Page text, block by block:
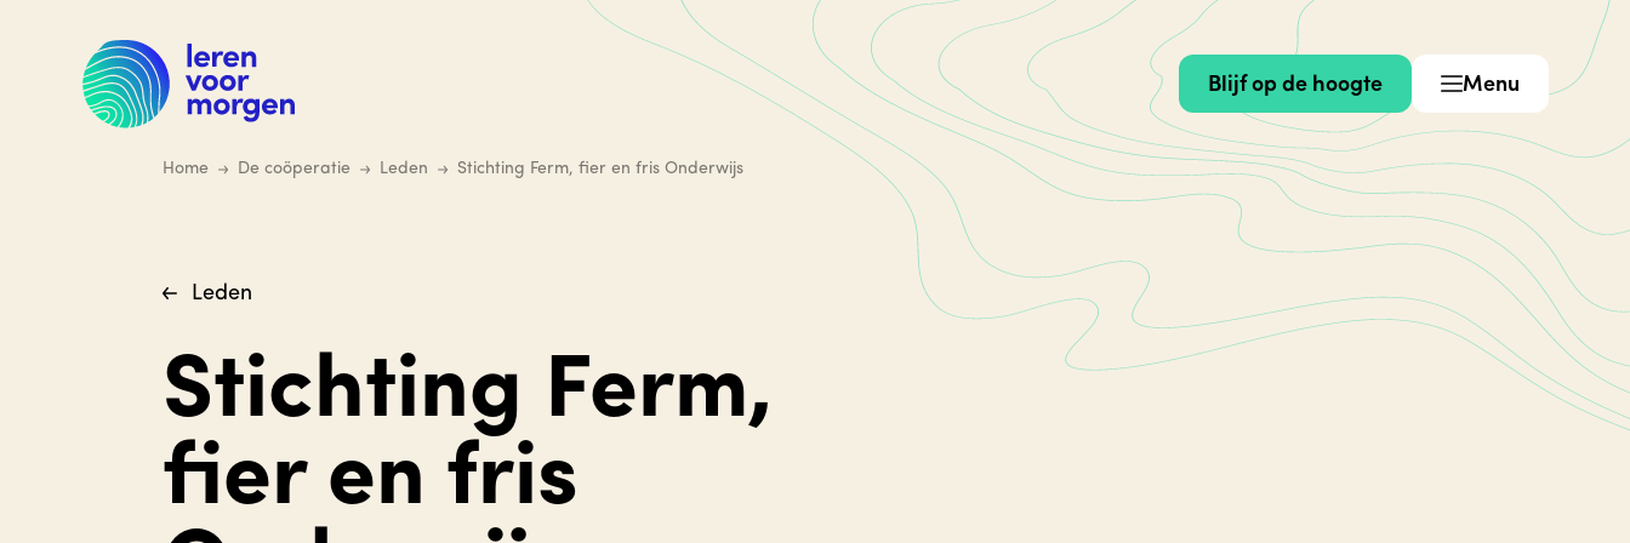
hoofdinhoud
Blijf op de hoogte Menu
Home De coöperatie Leden Stichting Ferm, fier en fris Onderwijs
Leden
Stichting Ferm,
fier en fris